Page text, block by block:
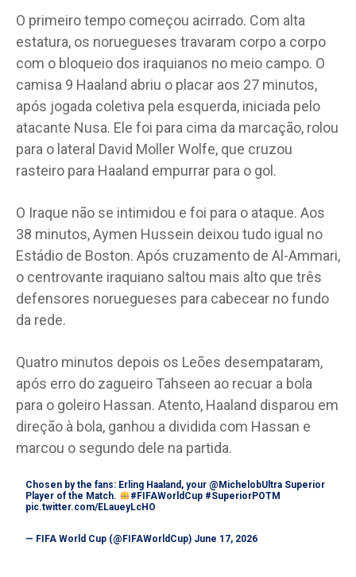
O primeiro tempo começou acirrado. Com alta
estatura, os noruegueses travaram corpo a corpo
com o bloqueio dos iraquianos no meio campo. O
camisa 9 Haaland abriu o placar aos 27 minutos,
após jogada coletiva pela esquerda, iniciada pelo
atacante Nusa. Ele foi para cima da marcação, rolou
para o lateral David Moller Wolfe, que cruzou
rasteiro para Haaland empurrar para o gol.
O Iraque não se intimidou e foi para o ataque. Aos
38 minutos, Aymen Hussein deixou tudo igual no
Estádio de Boston. Após cruzamento de Al-Ammari,
o centrovante iraquiano saltou mais alto que três
defensores noruegueses para cabecear no fundo
da rede.
Quatro minutos depois os Leões desempataram,
após erro do zagueiro Tahseen ao recuar a bola
para o goleiro Hassan. Atento, Haaland disparou em
direção à bola, ganhou a dividida com Hassan e
marcou o segundo dele na partida.
Chosen by the fans: Erling Haaland, your @MichelobUltra Superior
Player of the Match.
#FIFAWorldCup #SuperiorPOTM
pic.twitter.com/ELaueyLcHO
— FIFA World Cup (@FIFAWorldCup) June 17, 2026